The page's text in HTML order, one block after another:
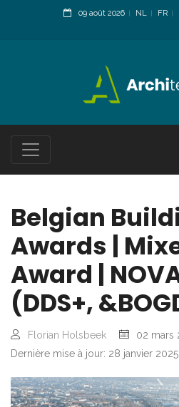
09 août 2026 NL FR
Belgian
Awards |
Award |
(DDS+,
Florian Holsbeek
02 mars
Dernière mise à jour: 28 janvier 2025